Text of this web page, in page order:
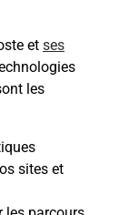
et ses
les
sites et
?